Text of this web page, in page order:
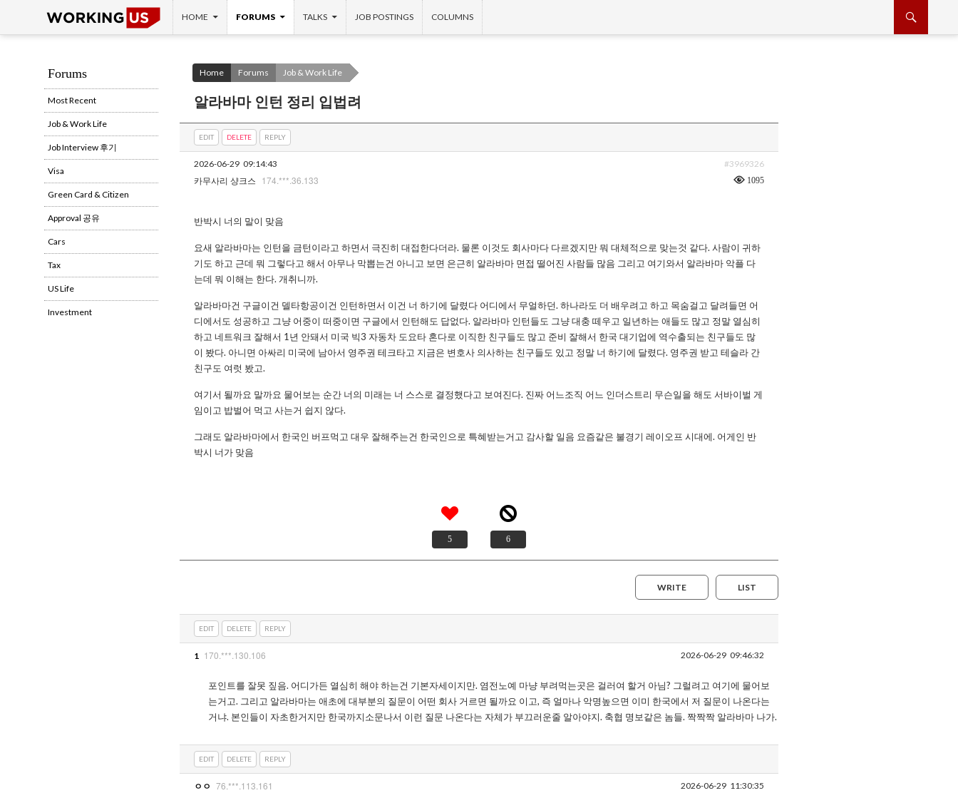
SKIP TO CONTENT
HOME FORUMS TALKS JOB POSTINGS COLUMNS
Home Forums Job & Work Life
알라바마 인턴 정리 입법려
EDIT DELETE REPLY
2026-06-29 09:14:43 #3969326
카무사리 샹크스 174.***.36.133 1095
반박시 너의 말이 맞음
요새 알라바마는 인턴을 금턴이라고 하면서 극진히 대접한다더라. 물론 이것도 회사마다 다르겠지만 뭐 대체적으로 맞는것 같다. 사람이 귀하
기도 하고 근데 뭐 그렇다고 해서 아무나 막뽑는건 아니고 보면 은근히 알라바마 면접 떨어진 사람들 많음 그리고 여기와서 알라바마 악플 다
는데 뭐 이해는 한다. 개취니까.
알라바마건 구글이건 델타항공이건 인턴하면서 이건 너 하기에 달렸다 어디에서 무얼하던. 하나라도 더 배우려고 하고 목숨걸고 달려들면 어
디에서도 성공하고 그냥 어중이 떠중이면 구글에서 인턴해도 답없다. 알라바마 인턴들도 그냥 대충 떼우고 일년하는 애들도 많고 정말 열심히
하고 네트워크 잘해서 1년 안돼서 미국 빅3 자동차 도요타 혼다로 이직한 친구들도 많고 준비 잘해서 한국 대기업에 역수출되는 친구들도 많
이 봤다. 아니면 아싸리 미국에 남아서 영주권 테크타고 지금은 변호사 의사하는 친구들도 있고 정말 너 하기에 달렸다. 영주권 받고 테슬라 간
친구도 여럿 봤고.
여기서 될까요 말까요 물어보는 순간 너의 미래는 너 스스로 결정했다고 보여진다. 진짜 어느조직 어느 인더스트리 무슨일을 해도 서바이벌 게
임이고 밥벌어 먹고 사는거 쉽지 않다.
그래도 알라바마에서 한국인 버프먹고 대우 잘해주는건 한국인으로 특혜받는거고 감사할 일음 요즘같은 불경기 레이오프 시대에. 어게인 반
박시 너가 맞음
5 6
LIST
WRITE
EDIT DELETE REPLY
1 170.***.130.106 2026-06-29 09:46:32
포인트를 잘못 짚음. 어디가든 열심히 해야 하는건 기본자세이지만. 염전노예 마냥 부려먹는곳은 걸러여 할거 아님? 그럴려고 여기에 물어보
는거고. 그리고 알라바마는 애초에 대부분의 질문이 어떤 회사 거르면 될까요 이고, 즉 얼마나 악명높으면 이미 한국에서 저 질문이 나온다는
거냐. 본인들이 자초한거지만 한국까지소문나서 이런 질문 나온다는 자체가 부끄러운줄 알아야지. 축협 명보같은 놈들. 짝짝짝 알라바마 나가.
EDIT DELETE REPLY
ㅇㅇ 76.***.113.161 2026-06-29 11:30:35
Forums
Most Recent
Job & Work Life
Job Interview 후기
Visa
Green Card & Citizen
Approval 공유
Cars
Tax
US Life
Investment